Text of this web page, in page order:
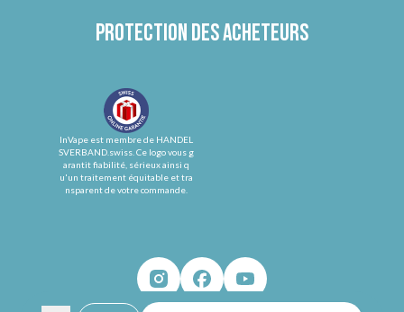
Protection des acheteurs
InVape est membre de HANDEL
SVERBAND.swiss. Ce logo vous g
arantit fiabilité, sérieux ainsi q
u'un traitement équitable et tra
nsparent de votre commande.